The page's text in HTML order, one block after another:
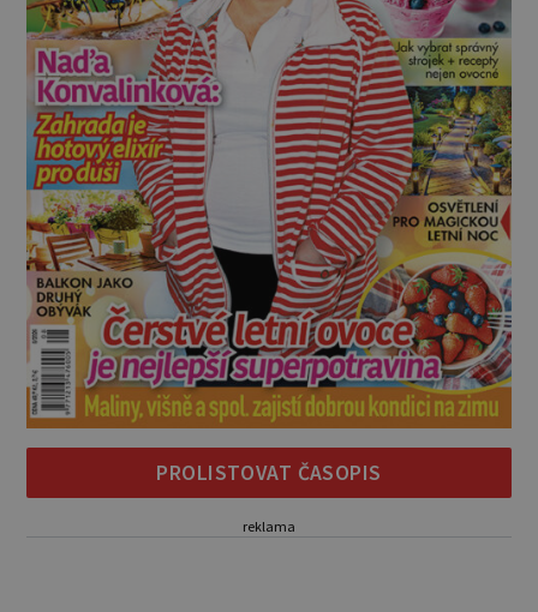
PROLISTOVAT ČASOPIS
reklama